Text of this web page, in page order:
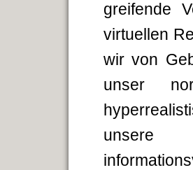
greifende
virtuellen
wir von
unser
unsere